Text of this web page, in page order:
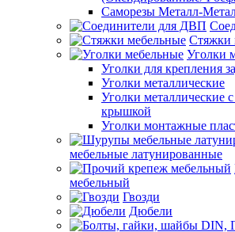
Саморезы Металл-
Стяжки
Уголки
Уголки для крепления
Уголки металлические
Уголки металлические
крышкой
Уголки монтажные
мебельные латунированные
мебельный
Гвозди
Дюбели